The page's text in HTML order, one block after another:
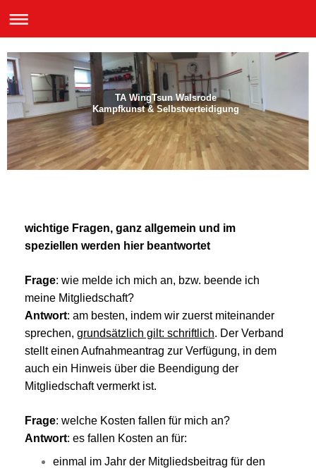
TA WingTsun Walsrode
Kampfkunst & Selbstverteidigung
wichtige Fragen, ganz allgemein und im
speziellen werden hier beantwortet
Frage: wie melde ich mich an, bzw. beende ich
meine Mitgliedschaft?
Antwort: am besten, indem wir zuerst miteinander
sprechen, grundsätzlich gilt: schriftlich. Der Verband
stellt einen Aufnahmeantrag zur Verfügung, in dem
auch ein Hinweis über die Beendigung der
Mitgliedschaft vermerkt ist.
Frage: welche Kosten fallen für mich an?
Antwort: es fallen Kosten an für:
einmal im Jahr der Mitgliedsbeitrag für den